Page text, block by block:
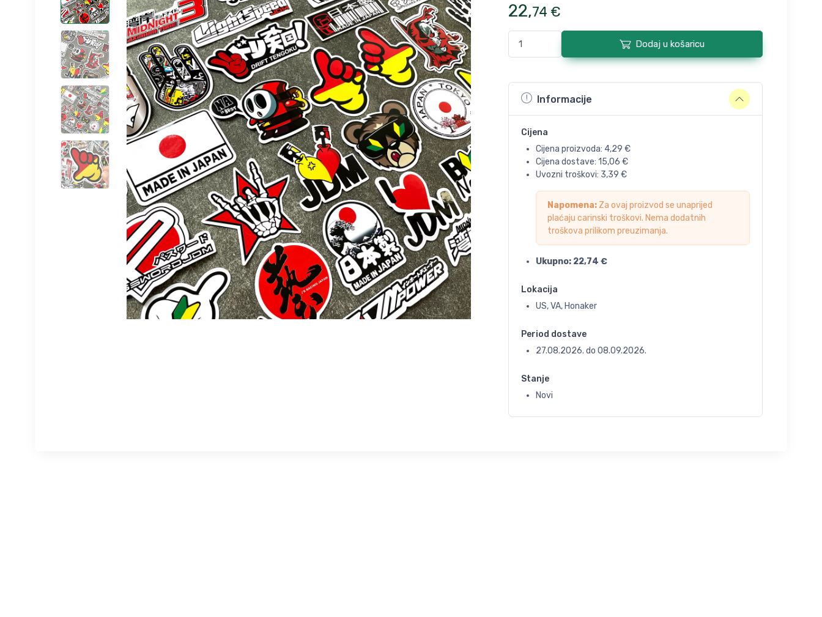
22,74 €
Dodaj u košaricu
Informacije
Cijena
Cijena proizvoda: 4,29 €
Cijena dostave: 15,06 €
Uvozni troškovi: 3,39 €
Napomena:Za ovaj proizvod se unaprijed
plaćaju carinski troškovi. Nema dodatnih
troškova prilikom preuzimanja.
Ukupno: 22,74 €
Lokacija
US, VA, Honaker
Period dostave
27.08.2026. do 08.09.2026.
Stanje
Novi